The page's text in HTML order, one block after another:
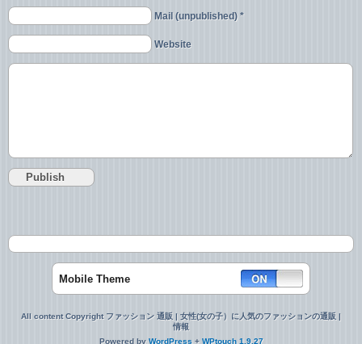
Mail (unpublished) *
Website
Mobile Theme
All content Copyright ファッション 通販 | 女性(女の子）に人気のファッションの通販 |
情報
Powered by WordPress + WPtouch 1.9.27